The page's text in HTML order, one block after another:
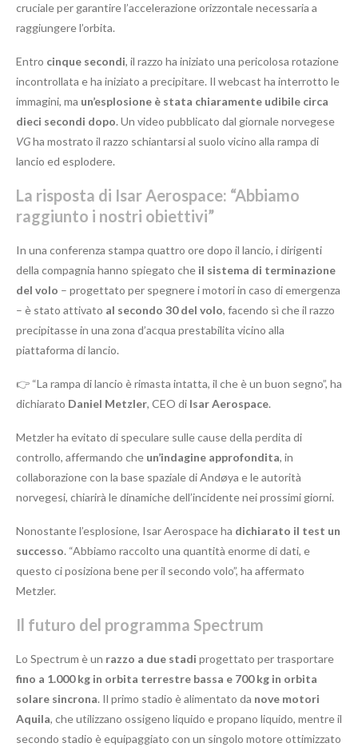
cruciale per garantire l’accelerazione orizzontale necessaria a
raggiungere l’orbita.
Entro cinque secondi, il razzo ha iniziato una pericolosa rotazione
incontrollata e ha iniziato a precipitare. Il webcast ha interrotto le
immagini, ma un’esplosione è stata chiaramente udibile circa
dieci secondi dopo. Un video pubblicato dal giornale norvegese
VGha mostrato il razzo schiantarsi al suolo vicino alla rampa di
lancio ed esplodere.
La risposta di Isar Aerospace: “Abbiamo
raggiunto i nostri obiettivi”
In una conferenza stampa quattro ore dopo il lancio, i dirigenti
della compagnia hanno spiegato che il sistema di terminazione
del volo – progettato per spegnere i motori in caso di emergenza
– è stato attivato al secondo 30 del volo, facendo sì che il razzo
precipitasse in una zona d’acqua prestabilita vicino alla
piattaforma di lancio.
👉 “La rampa di lancio è rimasta intatta, il che è un buon segno”, ha
dichiarato Daniel Metzler, CEO di Isar Aerospace.
Metzler ha evitato di speculare sulle cause della perdita di
controllo, affermando che un’indagine approfondita, in
collaborazione con la base spaziale di Andøya e le autorità
norvegesi, chiarirà le dinamiche dell’incidente nei prossimi giorni.
Nonostante l’esplosione, Isar Aerospace ha dichiarato il test un
successo. “Abbiamo raccolto una quantità enorme di dati, e
questo ci posiziona bene per il secondo volo”, ha affermato
Metzler.
Il futuro del programma Spectrum
Lo Spectrum è un razzo a due stadi progettato per trasportare
fino a 1.000 kg in orbita terrestre bassa e 700 kg in orbita
solare sincrona. Il primo stadio è alimentato da nove motori
Aquila, che utilizzano ossigeno liquido e propano liquido, mentre il
secondo stadio è equipaggiato con un singolo motore ottimizzato